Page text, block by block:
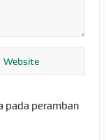
pada peramban